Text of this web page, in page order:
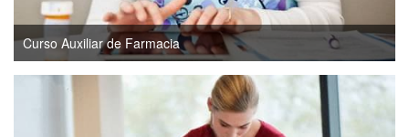
Curso Auxiliar de Farmacia